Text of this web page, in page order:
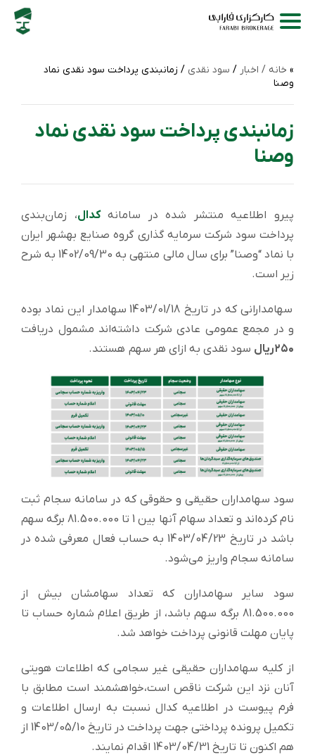
خانه / اخبار / سود نقدی / زمانبندی پرداخت سود نقدی نماد
وصنا
زمانبندی پرداخت سود نقدی نماد
وصنا
پیرو اطلاعیه منتشر شده در سامانه کدال، زمان‌بندی
پرداخت سود شركت سرمایه گذاری گروه صنایع بهشهر ایران
با نماد “وصنا” برای سال مالی منتهی به 1402/09/30 به شرح
زیر است.
سهامدارانی که در تاریخ 1403/01/18 سهامدار این نماد بوده
و در مجمع عمومی عادی شرکت داشته‌اند مشمول دریافت
۲۵۰ریال
سود نقدی به ازای هر سهم هستند.
سود سهامداران حقیقی و حقوقی که در سامانه سجام ثبت
نام کرده‌اند و تعداد سهام آنها بین 1 تا 81.500.000 برگه سهم
باشد در تاریخ 1403/04/23 به حساب فعال معرفی شده در
سامانه سجام واریز می‌شود.
سود سایر سهامداران که تعداد سهامشان بیش از
81.500.000 برگه سهم باشد، از طریق اعلام شماره حساب تا
پایان مهلت قانونی پرداخت خواهد شد.
از کلیه سهامداران حقیقی غیر سجامی که اطلاعات هویتی
آنان نزد این شرکت ناقص است،خواهشمند است مطابق با
فرم پیوست در اطلاعیه کدال نسبت به ارسال اطلاعات و
تکمیل پرونده پرداختی جهت پرداخت در تاریخ 1403/05/10 از
هم اکنون تا تاریخ 1403/04/31 اقدام نمایند.